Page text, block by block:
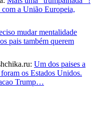
a União Europeia,
mudar mentalidade
pais também querem
Um dos paises a
os Estados Unidos.
Trump…